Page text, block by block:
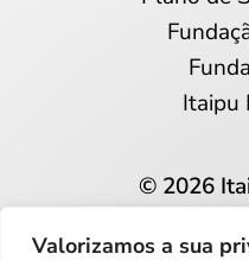
Valorizamos a sua
Itaipu
© 2026